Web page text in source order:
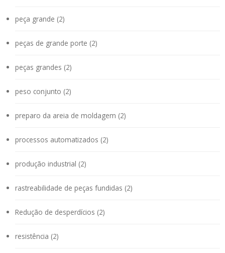
peça grande (2)
peças de grande porte (2)
peças grandes (2)
peso conjunto (2)
preparo da areia de moldagem (2)
processos automatizados (2)
produção industrial (2)
rastreabilidade de peças fundidas (2)
Redução de desperdícios (2)
resistência (2)